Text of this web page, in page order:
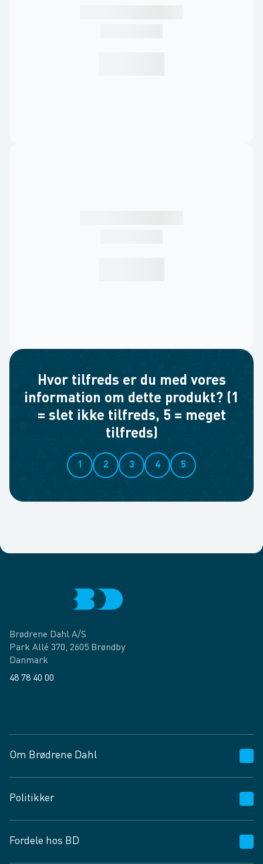
Hvor tilfreds er du med vores
information om dette produkt? (1
= slet ikke tilfreds, 5 = meget
tilfreds)
1 2 3 4 5
Brødrene Dahl A/S
Park Allé 370, 2605 Brøndby
Danmark
48 78 40 00
Om Brødrene Dahl
Vagttelefon 30 10 89 89
Spørgsmål og svar
Job og karriere
Politikker
Privatlivspolitik
Fordele hos BD